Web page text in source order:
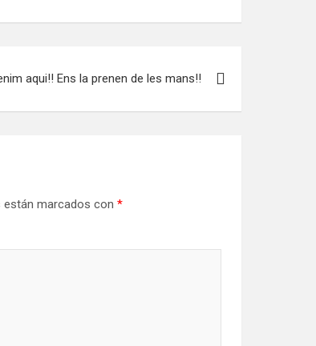
aqui!! Ens la prenen de les mans!!
marcados con *